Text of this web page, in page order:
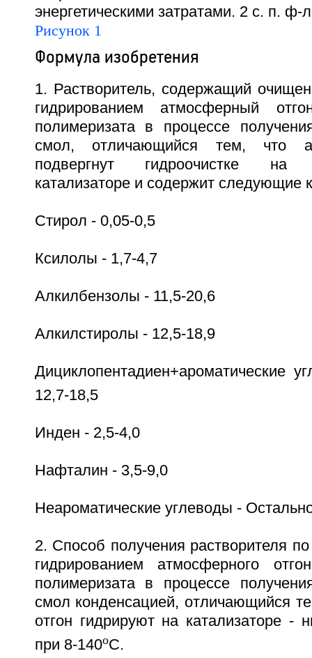
энергетическими затратами. 2 с. п. ф-
Рисунок 1
Формула изобретения
1. Растворитель, содержащий
гидрированием атмосферный
полимеризата в процессе
смол, отличающийся тем, что
подвергнут гидроочистке на
катализаторе и содержит следующие
Стирол - 0,05-0,5
Ксилолы - 1,7-4,7
Алкилбензолы - 11,5-20,6
Алкилстиролы - 12,5-18,9
Дициклопентадиен+ароматические
12,7-18,5
Инден - 2,5-4,0
Нафталин - 3,5-9,0
Неароматические углеводы -
2. Способ получения растворителя
гидрированием атмосферного
полимеризата в процессе
смол конденсацией, отличающийся
отгон гидрируют на катализаторе -
при 8-140oС.